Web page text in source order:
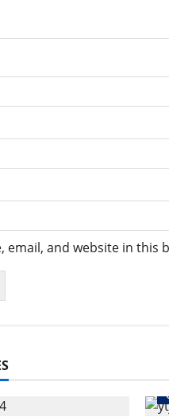
email, and website in